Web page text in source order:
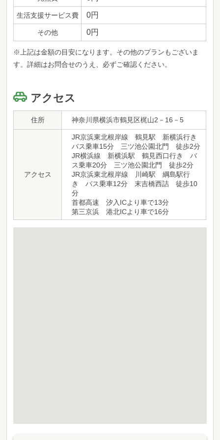
生活支援サービス費 0円
その他 0円
※上記は金額の目安になります。その他のプランもございま
す。詳細はお問合せのうえ、必ずご確認ください。
アクセス
住所 神奈川県横浜市鶴見区梶山2－16－5
アクセス
JR京浜東北根岸線 鶴見駅 新横浜行き
バス乗車15分 三ツ池公園北門 徒歩2分
JR横浜線 新横浜駅 鶴見西口行き バ
ス乗車20分 三ツ池公園北門 徒歩2分
JR京浜東北根岸線 川崎駅 綱島駅行
き バス乗車12分 末吉橋西詰 徒歩10
分
首都高速 汐入ICより車で13分
第三京浜 港北ICより車で16分